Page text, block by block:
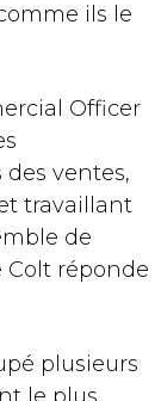
ils le
Officer
ventes,
travaillant
de
Colt réponde
plusieurs